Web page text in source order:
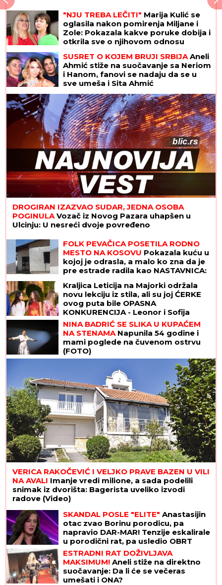
"NJU TREBA LEČITI" Marija Kulić se
oglasila nakon pomirenja Miljane i
Zole: Pokazala kakve poruke dobija i
otkrila sve o njihovom odnosu
SUSRET O KOJEM BRUJI SRBIJA Aneli
Ahmić stiže na suočavanje sa Neriom
i Hanom, fanovi se nadaju da se u
sve umeša i Sita Ahmić
DROGIRAN IZAZVAO SUDAR, JEDNA OSOBA
POGINULA Vozač iz Novog Pazara uhapšen u
Ulcinju: U nesreći dvoje povređeno
FOLK PEVAČICA POSETILA RODNO
MESTO NA KOSOVU Pokazala kuću u
kojoj je odrasla, a malo ko zna da je
pre estrade radila kao NASTAVNICA:
Kraljica Leticija na Majorki održala
novu lekciju iz stila, ali su joj ĆERKE
ovog puta bile OPASNA
KONKURENCIJA - Leonor i Sofija
blistale u prelepim letnjim haljinama
NINA BADRIĆ SE SLIKA U KUPAĆEM
NA STENAMA Napunila 54 godine i
mami poglede na čuvenom ostrvu
(FOTO)
VERICA RAKOČEVIĆ I VELJKO PRAVE BAZEN U VILI
NA AVALI Imanje vredi milione, a sada podelili
snimak iz dvorišta: Bagerista uveliko izvodi
radove (Video)
SKANDAL POSLE "ELITE" Anastasijin
otac zvao Borinu porodicu, pa
napravio DAR-MAR! Tenzije eskalirale
u porodični rat, pa usledio OBRT
ESTRADNI RAT DOŽIVLJAVA
MAKSIMUM! Aneli stiže na direktno
suočavanje: Da li će se večeras
umešati i ONA?